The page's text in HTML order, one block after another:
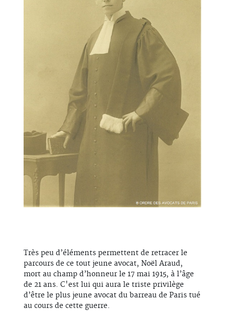
Très peu d’éléments permettent de retracer le
parcours de ce tout jeune avocat, Noël Araud,
mort au champ d’honneur le 17 mai 1915, à l’âge
de 21 ans. C'est lui qui aura le triste privilège
d’être le plus jeune avocat du barreau de Paris tué
au cours de cette guerre.